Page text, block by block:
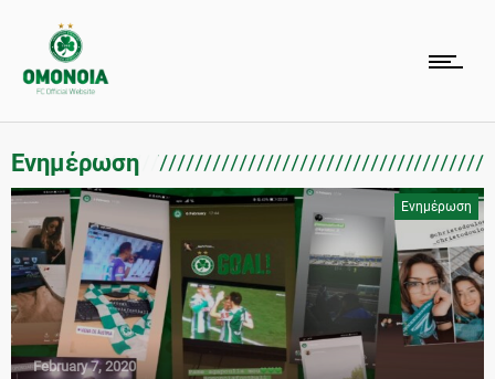
Ενημέρωση
Ενημέρωση
February 7, 2020